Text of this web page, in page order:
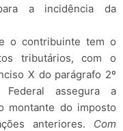
a incidência da
o contribuinte tem o
tributários, com o
X do parágrafo 2º
assegura a
montante do imposto
anteriores. Com